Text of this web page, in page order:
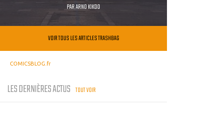
PARARNO KIKOO
VOIR TOUS LES ARTICLES TRASHBAG
COMICSBLOG.fr
LES DERNIÈRES ACTUS TOUT VOIR